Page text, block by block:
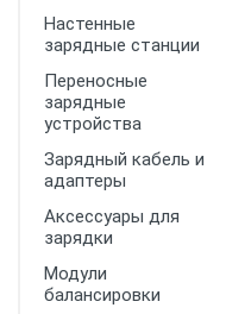
Настенные
зарядные станции
Переносные
зарядные
устройства
Зарядный кабель и
адаптеры
Аксессуары для
зарядки
Модули
балансировки